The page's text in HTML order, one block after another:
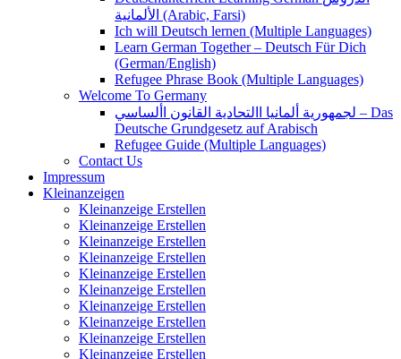
الألمانية (Arabic, Farsi)
Ich will Deutsch lernen (Multiple Languages)
Learn German Together – Deutsch Für Dich
(German/English)
Refugee Phrase Book (Multiple Languages)
Welcome To Germany
لجمهورية ألمانيا االتحادية القانون األساسي – Das
Deutsche Grundgesetz auf Arabisch
Refugee Guide (Multiple Languages)
Contact Us
Impressum
Kleinanzeigen
Kleinanzeige Erstellen
Kleinanzeige Erstellen
Kleinanzeige Erstellen
Kleinanzeige Erstellen
Kleinanzeige Erstellen
Kleinanzeige Erstellen
Kleinanzeige Erstellen
Kleinanzeige Erstellen
Kleinanzeige Erstellen
Kleinanzeige Erstellen